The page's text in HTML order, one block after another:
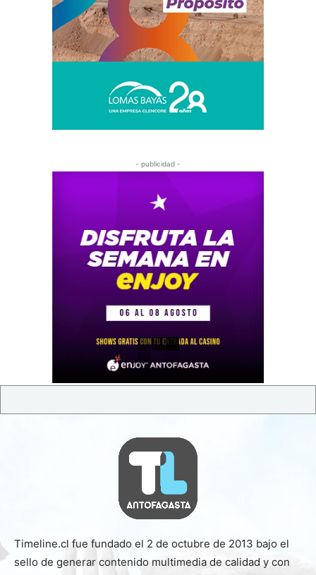
- publicidad -
Timeline.cl fue fundado el 2 de octubre de 2013 bajo el
sello de generar contenido multimedia de calidad y con